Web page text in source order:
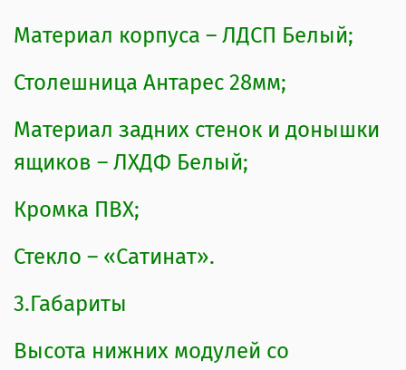
Ручка черный глянцевый пластик;
Навесы верхних шкафов – угловые
металлические.
5.Упаковки
Комплект состоит из шести
упаковок, столешница пакуется
совместно с корпусом. Упаковка№6
Материал корпуса – ЛДСП Белый;
Столешница Антарес 28мм;
Материал задних стенок и донышки
ящиков – ЛХДФ Белый;
Кромка ПВХ;
Стекло – «Сатинат».
3.Габариты
Высота нижних модулей со